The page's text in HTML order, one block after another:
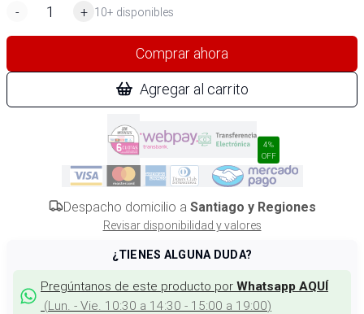
-
+ 10+ disponibles
Comprar ahora
Agregar al carrito
4%
OFF
Despacho domicilio a Santiago y Regiones
Revisar disponibilidad y valores
¿TIENES ALGUNA DUDA?
Pregúntanos de este producto por Whatsapp AQUÍ
(Lun. - Vie. 10:30 a 14:30 - 15:00 a 19:00)